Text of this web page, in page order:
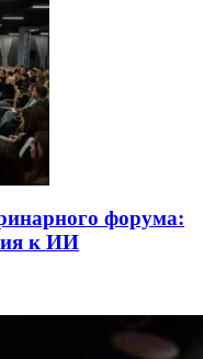
форума:
к ИИ